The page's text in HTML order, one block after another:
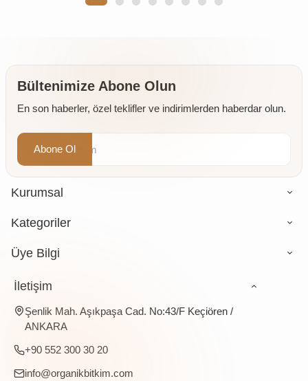
Öğütülmüş
gr
Bültenimize Abone Olun
En son haberler, özel teklifler ve indirimlerden haberdar olun.
Abone Ol
Kurumsal
Kategoriler
Üye Bilgi
İletişim
Şenlik Mah. Aşıkpaşa Cad. No:43/F Keçiören /
ANKARA
+90 552 300 30 20
info@organikbitkim.com